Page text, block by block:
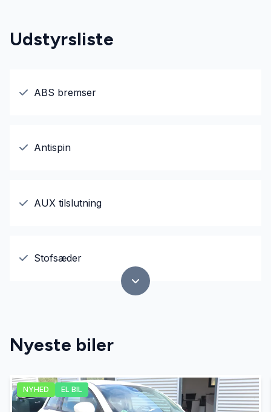
Udstyrsliste
ABS bremser
Antispin
AUX tilslutning
Stofsæder
Nyeste biler
NYHED EL BIL